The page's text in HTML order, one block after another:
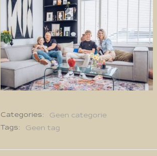
Categories:
Geen categorie
Tags:
Geen tag